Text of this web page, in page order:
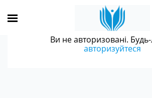
Ви не авторизовані.
авторизуйтеся